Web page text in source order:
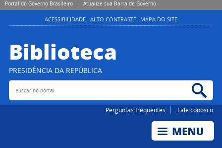
Portal do Governo Brasileiro Atualize sua Barra de Governo
ACESSIBILIDADE ALTO CONTRASTE MAPA DO SITE
Biblioteca
PRESIDÊNCIA DA REPÚBLICA
Buscar no portal
Perguntas frequentes Fale conosco